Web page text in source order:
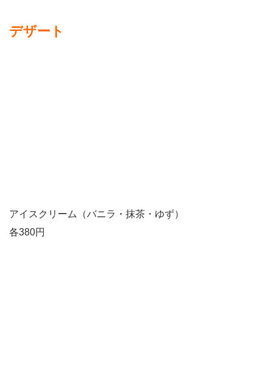
デザート
アイスクリーム（バニラ・抹茶・ゆず）
各380円